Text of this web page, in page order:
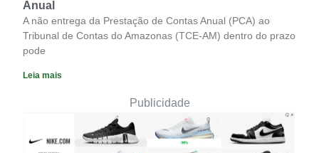
Anual
A não entrega da Prestação de Contas Anual (PCA) ao
Tribunal de Contas do Amazonas (TCE-AM) dentro do prazo
pode
Leia mais
Publicidade